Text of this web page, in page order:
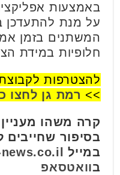
על מנת להתעדכן
המשתנים בזמן
חלופיות במידת
להצטרפות
>> רמת גן לחצו
קרה משהו
בסיפור
במייל
בוואטסאפ